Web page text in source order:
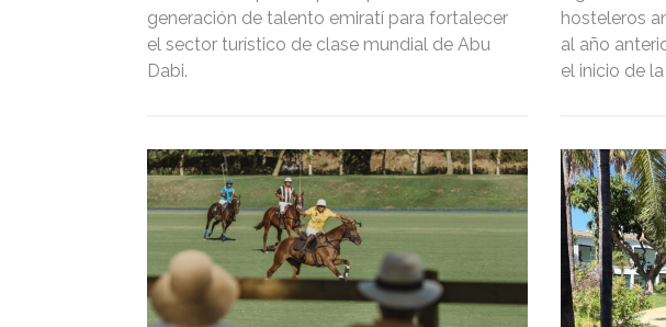
generación de talento emiratí para fortalecer
el sector turístico de clase mundial de Abu
Dabi.
hosteleros
al año
el inicio de
multiplicado
preparación
entrará en